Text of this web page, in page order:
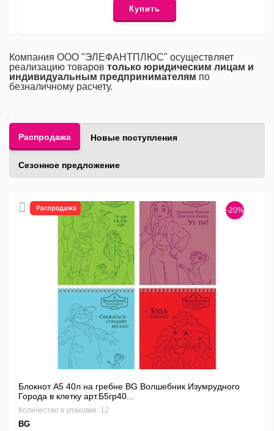
Купить
Компания ООО "ЭЛЕФАНТПЛЮС" осуществляет
реализацию товаров только юридическим лицам и
индивидуальным предпринимателям по
безналичному расчету.
Распродажа Новые поступления
Сезонное предложение
-20%
А5 40л на гребне BG Волшебник Изумрудного
в клетку арт.Б5гр40...
в упаковке: 12